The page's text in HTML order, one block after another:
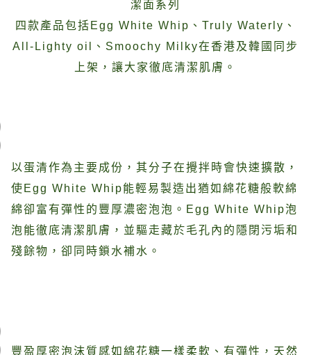
潔面系列
四款產品包括Egg White Whip、Truly Waterly、
All-Lighty oil、Smoochy Milky在香港及韓國同步
上架，讓大家徹底清潔肌膚。
以蛋清作為主要成份，其分子在攪拌時會快速擴散，
使Egg White Whip能輕易製造出猶如綿花糖般軟綿
綿卻富有彈性的豐厚濃密泡泡。Egg White Whip泡
泡能徹底清潔肌膚，並驅走藏於毛孔內的隱閉污垢和
殘餘物，卻同時鎖水補水。
豐盈厚密泡沫質感如綿花糖一樣柔軟、有彈性，天然